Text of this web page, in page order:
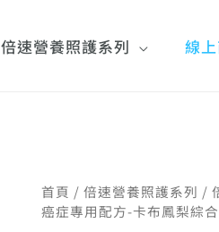
倍速營養照護系列 線
首頁 / 倍速營養照護系列 /
癌症專用配方-卡布鳳梨綜
原
倍
速